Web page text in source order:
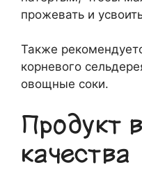
прожевать и
Также
корневого
овощные соки.
Продукт
качества